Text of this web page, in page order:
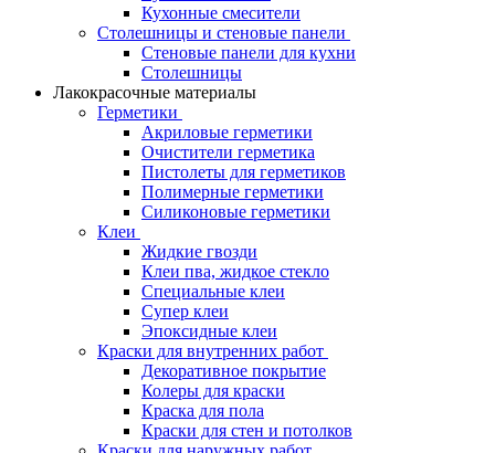
Кухонные смесители
Столешницы и стеновые панели
Стеновые панели для кухни
Столешницы
Лакокрасочные материалы
Герметики
Акриловые герметики
Очистители герметика
Пистолеты для герметиков
Полимерные герметики
Силиконовые герметики
Клеи
Жидкие гвозди
Клеи пва, жидкое стекло
Специальные клеи
Супер клеи
Эпоксидные клеи
Краски для внутренних работ
Декоративное покрытие
Колеры для краски
Краска для пола
Краски для стен и потолков